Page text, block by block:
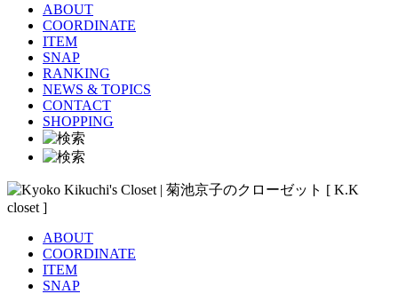
ABOUT
COORDINATE
ITEM
SNAP
RANKING
NEWS & TOPICS
CONTACT
SHOPPING
ABOUT
COORDINATE
ITEM
SNAP